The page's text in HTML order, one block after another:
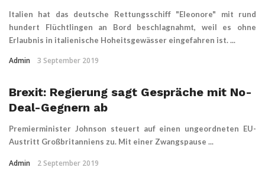
Italien hat das deutsche Rettungsschiff "Eleonore" mit rund
hundert Flüchtlingen an Bord beschlagnahmt, weil es ohne
Erlaubnis in italienische Hoheitsgewässer eingefahren ist. ...
Admin 3 September 2019
Brexit: Regierung sagt Gespräche mit No-
Deal-Gegnern ab
Premierminister Johnson steuert auf einen ungeordneten EU-
Austritt Großbritanniens zu. Mit einer Zwangspause ...
Admin 2 September 2019